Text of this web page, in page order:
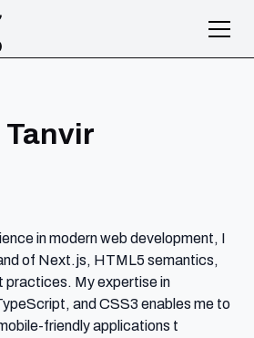
Tanvir
in modern web development, I
of Next.js, HTML5 semantics,
My expertise in
and CSS3 enables me to
friendly applications t